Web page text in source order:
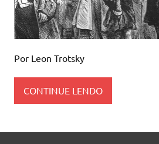
Por Leon Trotsky
CONTINUE LENDO